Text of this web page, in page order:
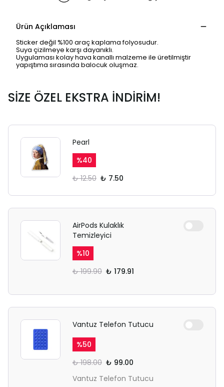
Ürün Açıklaması
Sticker değil %100 araç kaplama folyosudur.
Suya çizilmeye karşı dayanıklı.
Uygulaması kolay hava kanallı malzeme ile üretilmiştir
yapıştıma sırasında balocuk oluşmaz.
SİZE ÖZEL EKSTRA İNDİRİM!
Pearl
%40
₺ 12.50 ₺ 7.50
AirPods Kulaklık
Temizleyici
%10
₺ 199.90 ₺ 179.91
Vantuz Telefon Tutucu
%50
₺ 198.00 ₺ 99.00
Vantuz Telefon Tutucu